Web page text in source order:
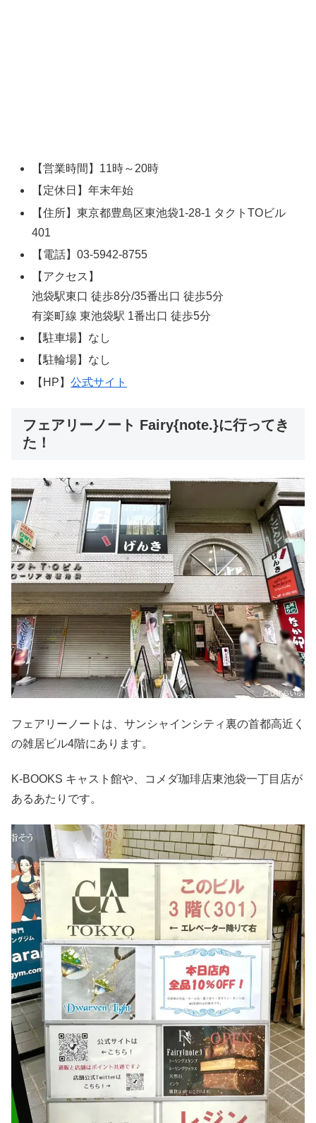
【営業時間】11時～20時
【定休日】年末年始
【住所】東京都豊島区東池袋1-28-1 タクトTOビル
401
【電話】03-5942-8755
【アクセス】
池袋駅東口 徒歩8分/35番出口 徒歩5分
有楽町線 東池袋駅 1番出口 徒歩5分
【駐車場】なし
【駐輪場】なし
【HP】公式サイト
フェアリーノート Fairy{note.}に行ってき
た！
フェアリーノートは、サンシャインシティ裏の首都高近く
の雑居ビル4階にあります。
K-BOOKS キャスト館や、コメダ珈琲店東池袋一丁目店が
あるあたりです。